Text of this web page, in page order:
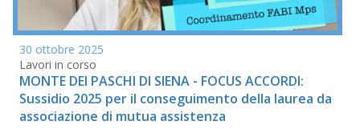
30 ottobre 2025
Lavori in corso
MONTE DEI PASCHI DI SIENA - FOCUS ACCORDI:
Sussidio 2025 per il conseguimento della laurea da
associazione di mutua assistenza